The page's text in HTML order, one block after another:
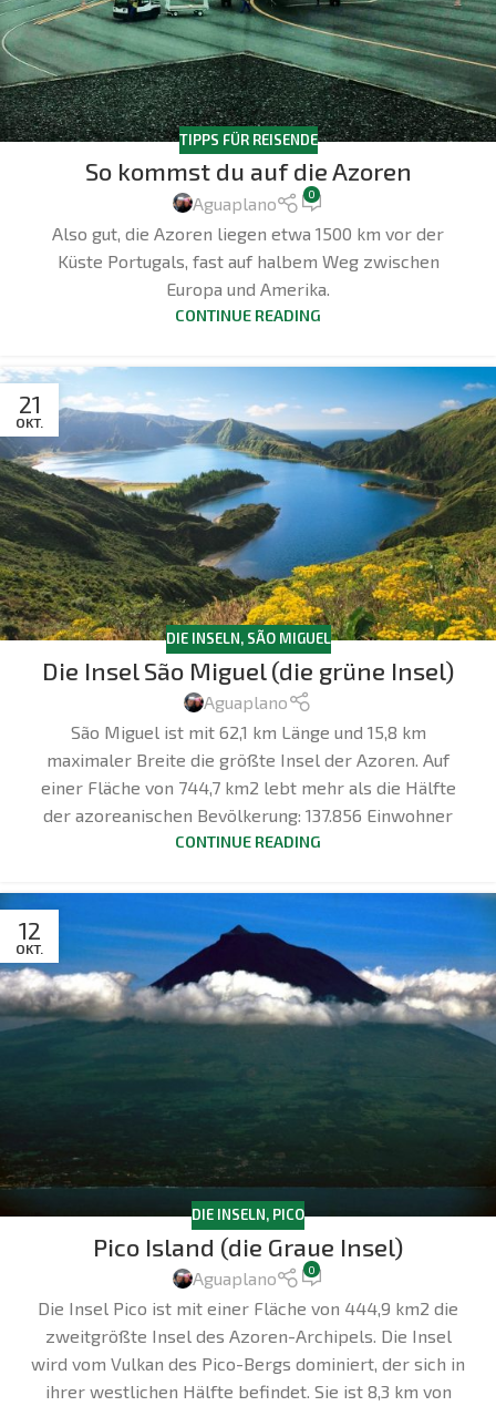
TIPPS FÜR REISENDE
So kommst du auf die Azoren
Aguaplano 0
Also gut, die Azoren liegen etwa 1500 km vor der
Küste Portugals, fast auf halbem Weg zwischen
Europa und Amerika.
CONTINUE READING
21
OKT.
DIE INSELN, SÃO MIGUEL
Die Insel São Miguel (die grüne Insel)
Aguaplano
São Miguel ist mit 62,1 km Länge und 15,8 km
maximaler Breite die größte Insel der Azoren. Auf
einer Fläche von 744,7 km2 lebt mehr als die Hälfte
der azoreanischen Bevölkerung: 137.856 Einwohner
CONTINUE READING
12
OKT.
DIE INSELN, PICO
Pico Island (die Graue Insel)
Aguaplano 0
Die Insel Pico ist mit einer Fläche von 444,9 km2 die
zweitgrößte Insel des Azoren-Archipels. Die Insel
wird vom Vulkan des Pico-Bergs dominiert, der sich in
ihrer westlichen Hälfte befindet. Sie ist 8,3 km von